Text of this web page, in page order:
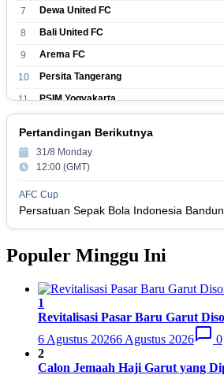
7
Dewa United FC
8
Bali United FC
9
Arema FC
10
Persita Tangerang
11
PSIM Yogyakarta
14
Madura United FC
16
Persis Solo
17
Semen Padang FC
18
PSBS Biak
Pertandingan Berikutnya
31/8 Monday
12:00 (GMT)
AFC Cup
Persatuan Sepak Bola Indonesia
Populer Minggu Ini
1
Revitalisasi Pasar Baru Garut
6 Agustus 20266 Agustus 2026
0
2
Calon Jemaah Haji Garut yang